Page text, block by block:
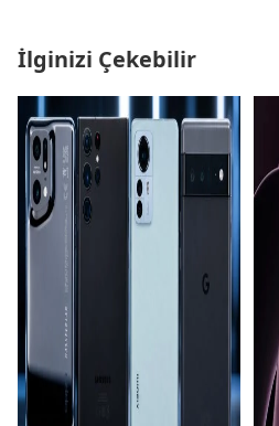
İlginizi Çekebilir